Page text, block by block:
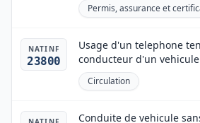
Permis, assurance et
NATINF
23800
Usage d'un telephone
conducteur d'un
Circulation
Conduite de vehicule